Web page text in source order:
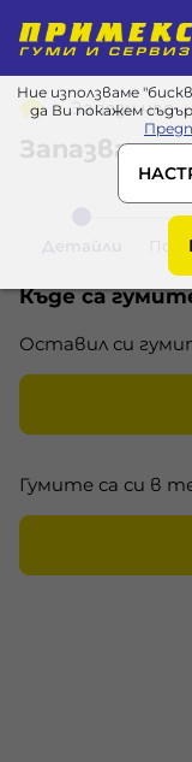
Ние използваме
да Ви покажем
Запази час
Запазване
Къде са
Оставил си
Гумите са си в